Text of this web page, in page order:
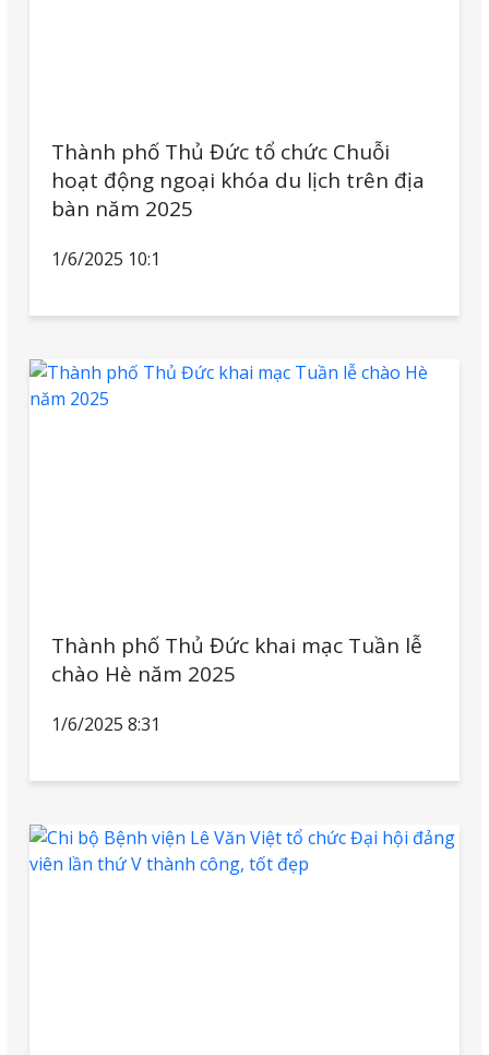
Thành phố Thủ Đức tổ chức Chuỗi
hoạt động ngoại khóa du lịch trên địa
bàn năm 2025
1/6/2025 10:1
Thành phố Thủ Đức khai mạc Tuần lễ
chào Hè năm 2025
1/6/2025 8:31